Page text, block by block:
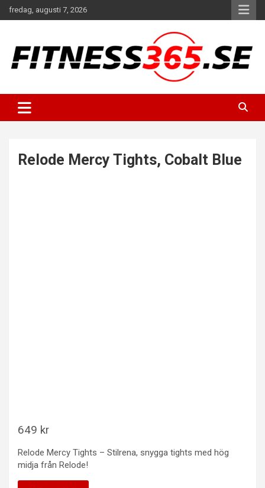
Hoppa
till
fredag, augusti 7, 2026
FITNESS365
Relode Mercy Tights, Cobalt Blue
649 kr
Relode Mercy Tights – Stilrena, snygga tights med hög
midja från Relode!